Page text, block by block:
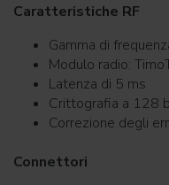
Caratteristiche RF
Gamma di
Modulo radio:
Latenza di 5 ms
Crittografia a 128
Correzione degli
Connettori